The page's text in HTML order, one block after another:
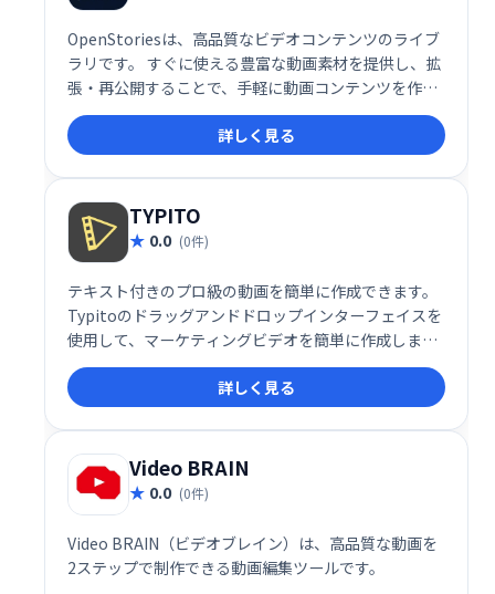
OpenStoriesは、高品質なビデオコンテンツのライブ
ラリです。 すぐに使える豊富な動画素材を提供し、拡
張・再公開することで、手軽に動画コンテンツを作成
できます。 時間を節約し、効果的なビデオマーケティ
ングを実現しましょう。詳しく見る
TYPITO
0.0 (0件)
テキスト付きのプロ級の動画を簡単に作成できます。
Typitoのドラッグアンドドロップインターフェイスを
使用して、マーケティングビデオを簡単に作成しま
す。
詳しく見る
Video BRAIN
0.0 (0件)
Video BRAIN（ビデオブレイン）は、高品質な動画を
2ステップで制作できる動画編集ツールです。